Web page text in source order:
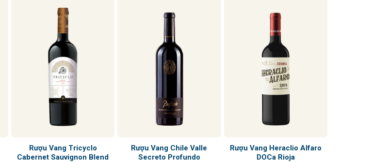
Rượu Vang Tricyclo
Cabernet Sauvignon Blend
Rượu Vang Chile Valle
Secreto Profundo
Rượu Vang Heraclio Alfaro
DOCa Rioja